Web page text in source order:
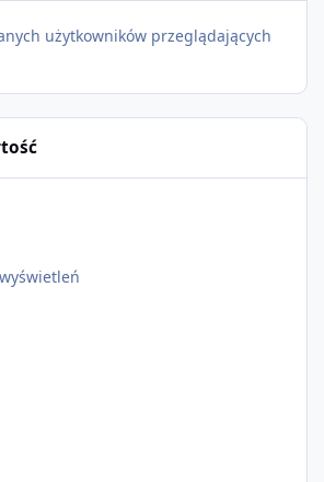
użytkowników przeglądających
wyświetleń